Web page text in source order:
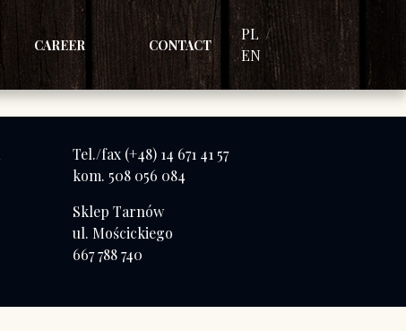
CAREER CONTACT
PL
EN
Tel./fax (+48) 14 671 41 57
kom. 508 056 084
Sklep Tarnów
ul. Mościckiego
667 788 740